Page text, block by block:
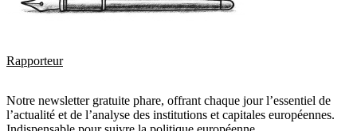
Rapporteur
Notre newsletter gratuite phare, offrant chaque jour l’essentiel de
l’actualité et de l’analyse des institutions et capitales européennes.